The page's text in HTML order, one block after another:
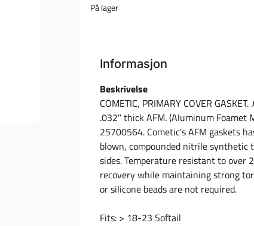
På lager
Informasjon
Beskrivelse
COMETIC, PRIMARY COVER
.032" thick AFM. (Aluminum Foamet
25700564. Cometic's AFM gaskets
blown, compounded nitrile synthetic
sides. Temperature resistant to over
recovery while maintaining strong
or silicone beads are not required.
Fits: > 18-23 Softail